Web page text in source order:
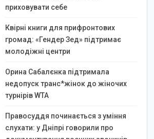
приховувати себе
Квірні книги для прифронтових
громад: «Гендер Зед» підтримає
молодіжні центри
Орина Сабалєнка підтримала
недопуск транс*жінок до жіночих
турнірів WTA
Правосуддя починається з уміння
слухати: у Дніпрі говорили про